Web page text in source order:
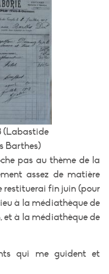
(Labastide
Barthes)
pas au thème de la
assez de matière
restituerai fin juin (pour
à la médiathèque de
et à la médiathèque de
qui me guident et